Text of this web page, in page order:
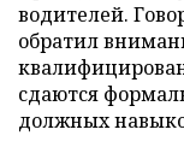
водителей.
обратил
сдаются
должных